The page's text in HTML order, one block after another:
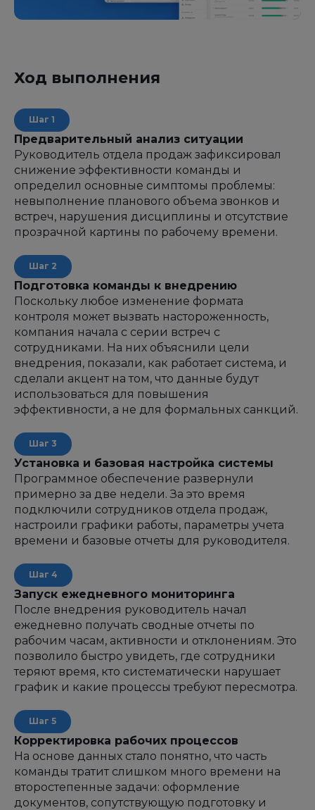
Ход выполнения
Предварительный анализ ситуации
Руководитель отдела продаж зафиксировал
снижение эффективности команды и
определил основные симптомы проблемы:
невыполнение планового объема звонков и
встреч, нарушения дисциплины и отсутствие
прозрачной картины по рабочему времени.
Подготовка команды к внедрению
Поскольку любое изменение формата
контроля может вызвать настороженность,
компания начала с серии встреч с
сотрудниками. На них объяснили цели
внедрения, показали, как работает система, и
сделали акцент на том, что данные будут
использоваться для повышения
эффективности, а не для формальных санкций.
Установка и базовая настройка системы
Программное обеспечение развернули
примерно за две недели. За это время
подключили сотрудников отдела продаж,
настроили графики работы, параметры учета
времени и базовые отчеты для руководителя.
Запуск ежедневного мониторинга
После внедрения руководитель начал
ежедневно получать сводные отчеты по
рабочим часам, активности и отклонениям. Это
позволило быстро увидеть, где сотрудники
теряют время, кто систематически нарушает
график и какие процессы требуют пересмотра.
Корректировка рабочих процессов
На основе данных стало понятно, что часть
команды тратит слишком много времени на
второстепенные задачи: оформление
документов, сопутствующую подготовку и